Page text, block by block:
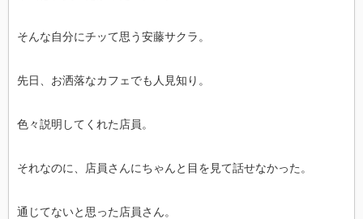
そんな自分にチッて思う安藤サクラ。
先日、お洒落なカフェでも人見知り。
色々説明してくれた店員。
それなのに、店員さんにちゃんと目を見て話せなかった。
通じてないと思った店員さん。